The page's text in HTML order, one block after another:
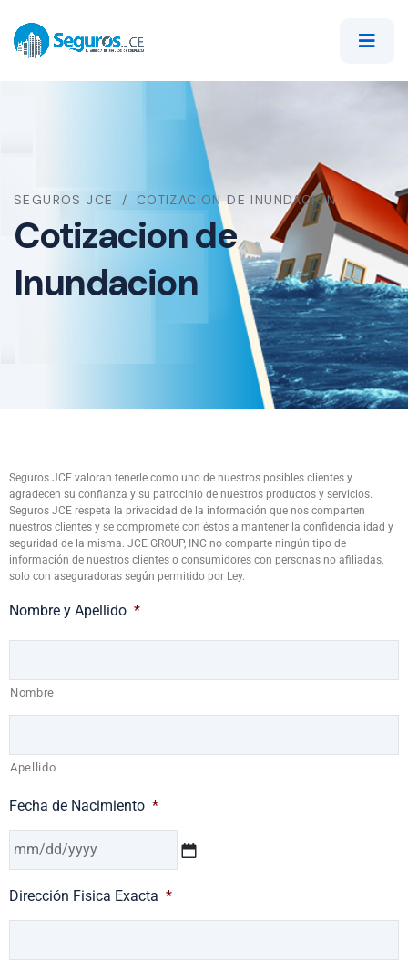
SEGUROS JCE COTIZACION DE INUNDACION
Cotizacion de
Inundacion
Seguros JCE valoran tenerle como uno de nuestros posibles clientes y
agradecen su confianza y su patrocinio de nuestros productos y servicios.
Seguros JCE respeta la privacidad de la información que nos comparten
nuestros clientes y se compromete con éstos a mantener la confidencialidad y
seguridad de la misma. JCE GROUP, INC no comparte ningún tipo de
información de nuestros clientes o consumidores con personas no afiliadas,
solo con aseguradoras según permitido por Ley.
Nombre y Apellido *
Nombre
Apellido
Fecha de Nacimiento *
Dirección Fisica Exacta *